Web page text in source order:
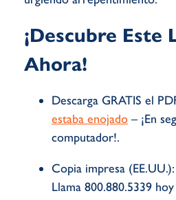
¡Descubre Este
Ahora!
Descarga GRATIS el
estaba enojado – ¡En
computador!.
Copia impresa (EE.UU.):
Llama 800.880.5339